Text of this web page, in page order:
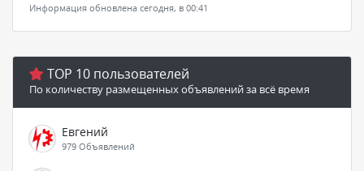
Информация обновлена сегодня, в 00:41
TOP 10 пользователей
По количеству размещенных объявлений за всё время
Евгений
979 Объявлений